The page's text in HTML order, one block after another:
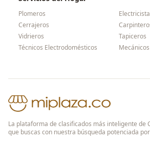
Plomeros
Cerrajeros
Vidrieros
Tapiceros
Técnicos Electrodomésticos
La plataforma de clasificados más inteligente de
que buscas con nuestra búsqueda potenciada